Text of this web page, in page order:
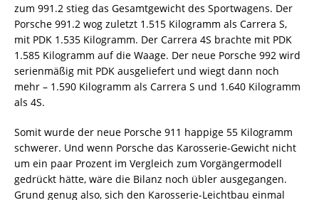
zum 991.2 stieg das Gesamtgewicht des Sportwagens. Der
Porsche 991.2 wog zuletzt 1.515 Kilogramm als Carrera S,
mit PDK 1.535 Kilogramm. Der Carrera 4S brachte mit PDK
1.585 Kilogramm auf die Waage. Der neue Porsche 992 wird
serienmäßig mit PDK ausgeliefert und wiegt dann noch
mehr – 1.590 Kilogramm als Carrera S und 1.640 Kilogramm
als 4S.
Somit wurde der neue Porsche 911 happige 55 Kilogramm
schwerer. Und wenn Porsche das Karosserie-Gewicht nicht
um ein paar Prozent im Vergleich zum Vorgängermodell
gedrückt hätte, wäre die Bilanz noch übler ausgegangen.
Grund genug also, sich den Karosserie-Leichtbau einmal